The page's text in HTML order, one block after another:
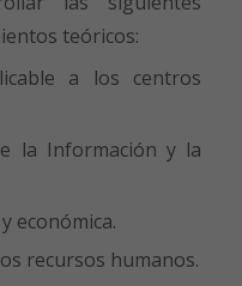
teóricos:
a los centros
la Información y la
económica.
recursos humanos.